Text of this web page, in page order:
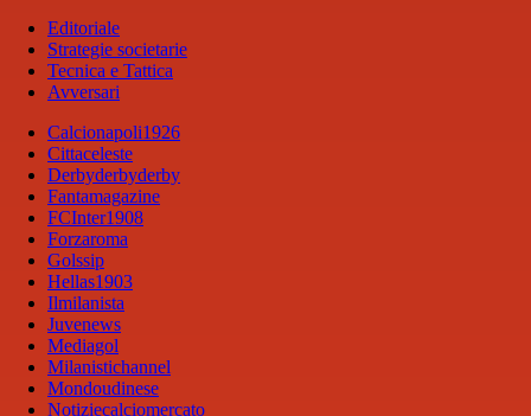
Editoriale
Strategie societarie
Tecnica e Tattica
Avversari
Calcionapoli1926
Cittaceleste
Derbyderbyderby
Fantamagazine
FCInter1908
Forzaroma
Golssip
Hellas1903
Ilmilanista
Juvenews
Mediagol
Milanistichannel
Mondoudinese
Notiziecalciomercato